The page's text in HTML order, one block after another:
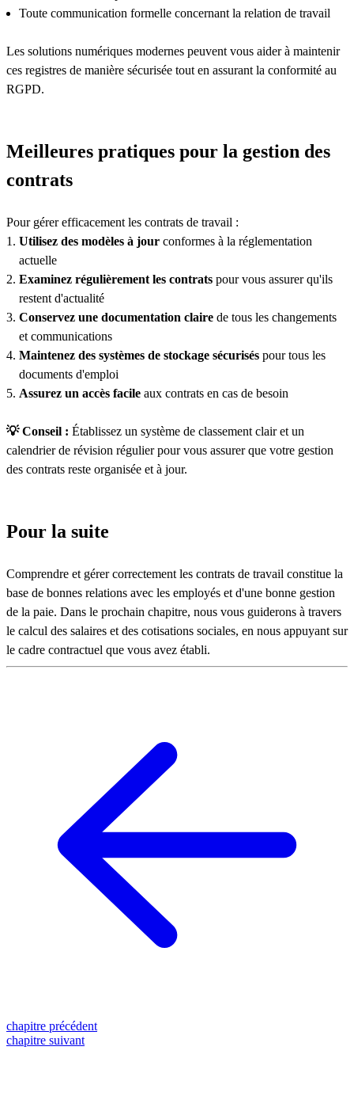
Toute communication formelle concernant la relation de travail
Les solutions numériques modernes peuvent vous aider à maintenir
ces registres de manière sécurisée tout en assurant la conformité au
RGPD.
Meilleures pratiques pour la gestion des
contrats
Pour gérer efficacement les contrats de travail :
Utilisez des modèles à jour conformes à la réglementation
actuelle
Examinez régulièrement les contrats pour vous assurer qu'ils
restent d'actualité
Conservez une documentation claire de tous les changements
et communications
Maintenez des systèmes de stockage sécurisés pour tous les
documents d'emploi
Assurez un accès facile aux contrats en cas de besoin
💡 Conseil : Établissez un système de classement clair et un
calendrier de révision régulier pour vous assurer que votre gestion
des contrats reste organisée et à jour.
Pour la suite
Comprendre et gérer correctement les contrats de travail constitue la
base de bonnes relations avec les employés et d'une bonne gestion
de la paie. Dans le prochain chapitre, nous vous guiderons à travers
le calcul des salaires et des cotisations sociales, en nous appuyant sur
le cadre contractuel que vous avez établi.
chapitre précédent
chapitre suivant